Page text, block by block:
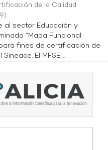
de la Calidad
)
al sector Educación y
“Mapa Funcional
fines de certificación de
El MFSE ...